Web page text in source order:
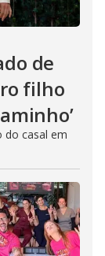
de
filho
do casal em